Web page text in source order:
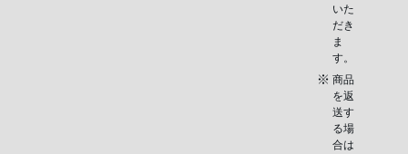
いた
だき
ま
す。
商品
を返
送す
る場
合は